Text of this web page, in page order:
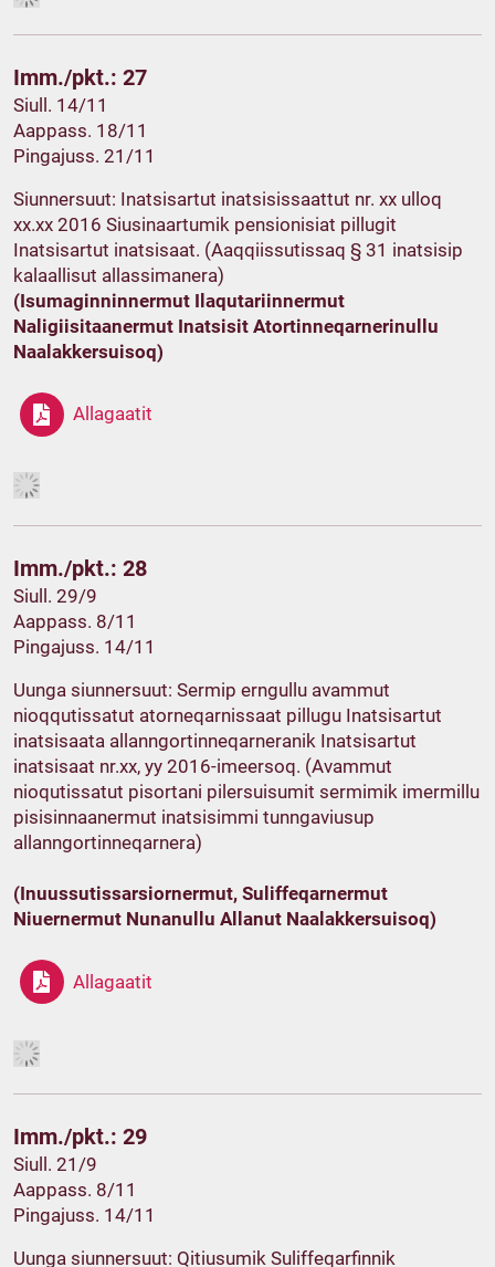
Imm./pkt.: 27
Siull. 14/11
Aappass. 18/11
Pingajuss. 21/11
Siunnersuut: Inatsisartut inatsisissaattut nr. xx ulloq
xx.xx 2016 Siusinaartumik pensionisiat pillugit
Inatsisartut inatsisaat. (Aaqqiissutissaq § 31 inatsisip
kalaallisut allassimanera)
(Isumaginninnermut Ilaqutariinnermut
Naligiisitaanermut Inatsisit Atortinneqarnerinullu
Naalakkersuisoq)
Allagaatit
Imm./pkt.: 28
Siull. 29/9
Aappass. 8/11
Pingajuss. 14/11
Uunga siunnersuut: Sermip erngullu avammut
nioqqutissatut atorneqarnissaat pillugu Inatsisartut
inatsisaata allanngortinneqarneranik Inatsisartut
inatsisaat nr.xx, yy 2016-imeersoq. (Avammut
nioqutissatut pisortani pilersuisumit sermimik imermillu
pisisinnaanermut inatsisimmi tunngaviusup
allanngortinneqarnera)
(Inuussutissarsiornermut, Suliffeqarnermut
Niuernermut Nunanullu Allanut Naalakkersuisoq)
Allagaatit
Imm./pkt.: 29
Siull. 21/9
Aappass. 8/11
Pingajuss. 14/11
Uunga siunnersuut: Qitiusumik Suliffeqarfinnik